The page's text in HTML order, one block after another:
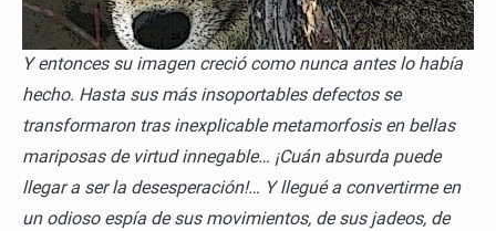
Y entonces su imagen creció como nunca antes lo había
hecho. Hasta sus más insoportables defectos se
transformaron tras inexplicable metamorfosis en bellas
mariposas de virtud innegable… ¡Cuán absurda puede
llegar a ser la desesperación!… Y llegué a convertirme en
un odioso espía de sus movimientos, de sus jadeos, de